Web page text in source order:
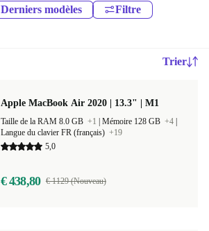
Derniers modèles Filtre
Trier
Apple MacBook Air 2020 | 13.3" | M1
Taille de la RAM 8.0 GB +1 Mémoire 128 GB +4
Langue du clavier FR (français) +19
5,0
€ 438,80 € 1129 (Nouveau)